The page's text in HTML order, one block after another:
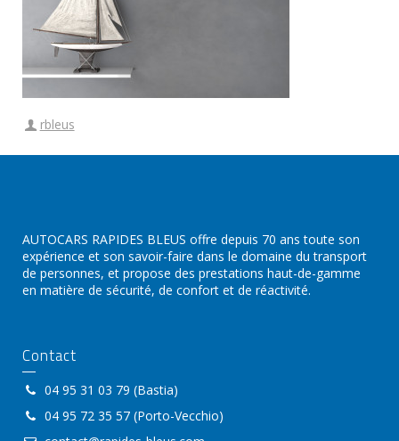
rbleus
AUTOCARS RAPIDES BLEUS offre depuis 70 ans toute son
expérience et son savoir-faire dans le domaine du transport
de personnes, et propose des prestations haut-de-gamme
en matière de sécurité, de confort et de réactivité.
Contact
04 95 31 03 79 (Bastia)
04 95 72 35 57 (Porto-Vecchio)